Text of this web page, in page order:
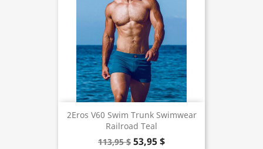
2Eros V60 Swim Trunk Swimwear
Railroad Teal
113,95 $ 53,95 $